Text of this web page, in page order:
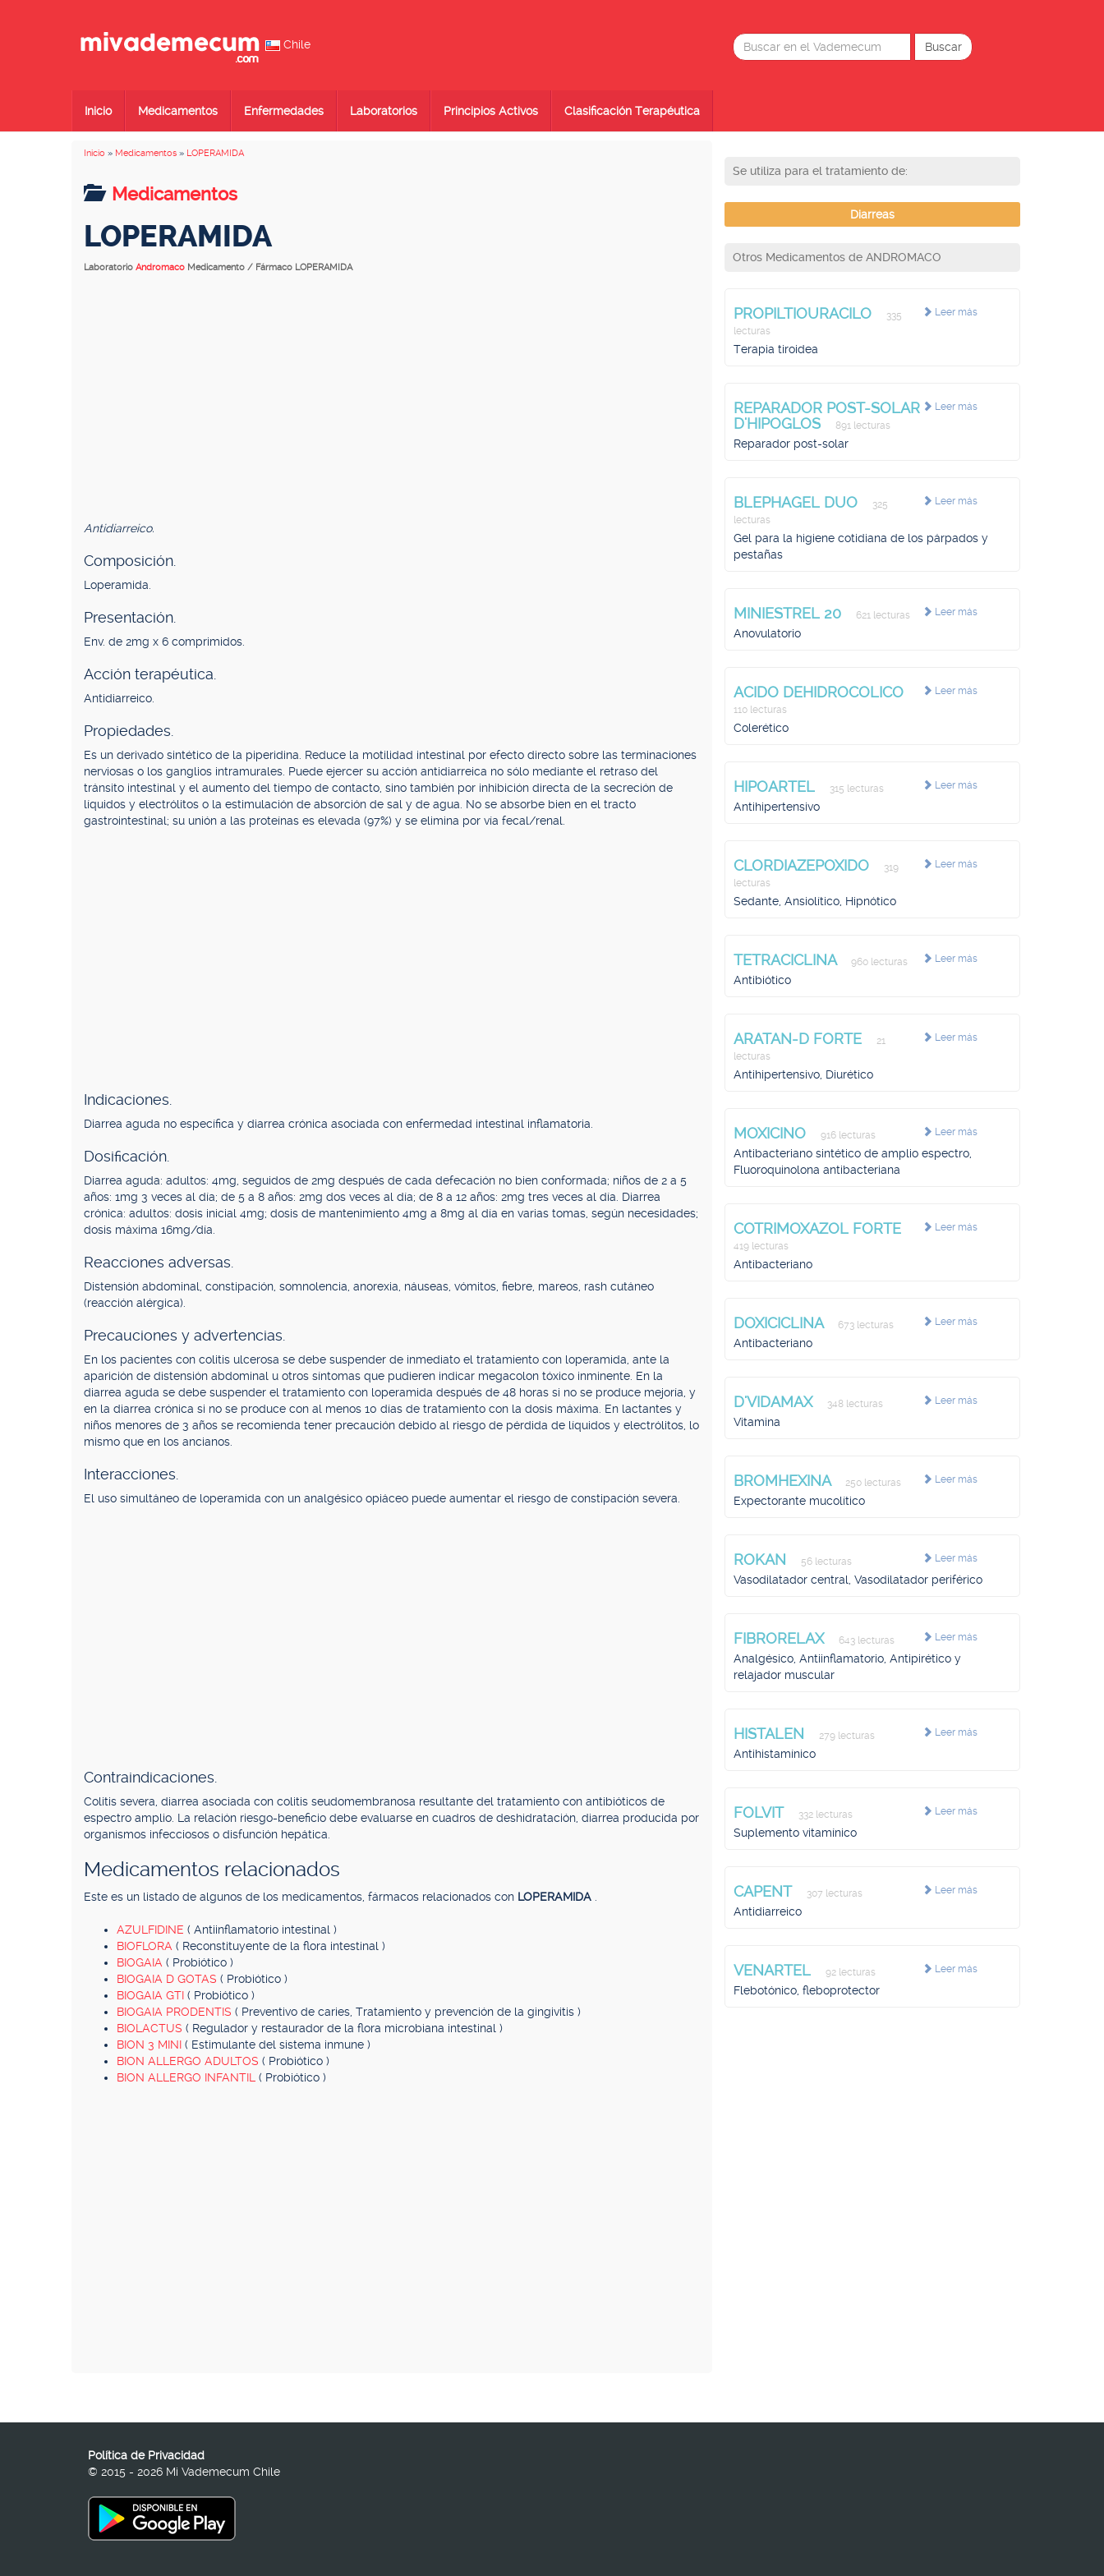
Chile
Inicio Medicamentos Enfermedades Laboratorios Principios Activos Clasificación Terapéutica
Inicio » Medicamentos » LOPERAMIDA
Medicamentos
LOPERAMIDA
Laboratorio Andromaco Medicamento / Fármaco LOPERAMIDA
Antidiarreico.
Composición.
Loperamida.
Presentación.
Env. de 2mg x 6 comprimidos.
Acción terapéutica.
Antidiarreico.
Propiedades.
Es un derivado sintético de la piperidina. Reduce la motilidad intestinal por efecto directo sobre las terminaciones
nerviosas o los ganglios intramurales. Puede ejercer su acción antidiarreica no sólo mediante el retraso del
tránsito intestinal y el aumento del tiempo de contacto, sino también por inhibición directa de la secreción de
líquidos y electrólitos o la estimulación de absorción de sal y de agua. No se absorbe bien en el tracto
gastrointestinal; su unión a las proteínas es elevada (97%) y se elimina por vía fecal/renal.
Indicaciones.
Diarrea aguda no específica y diarrea crónica asociada con enfermedad intestinal inflamatoria.
Dosificación.
Diarrea aguda: adultos: 4mg, seguidos de 2mg después de cada defecación no bien conformada; niños de 2 a 5
años: 1mg 3 veces al día; de 5 a 8 años: 2mg dos veces al día; de 8 a 12 años: 2mg tres veces al día. Diarrea
crónica: adultos: dosis inicial 4mg; dosis de mantenimiento 4mg a 8mg al día en varias tomas, según necesidades;
dosis máxima 16mg/día.
Reacciones adversas.
Distensión abdominal, constipación, somnolencia, anorexia, náuseas, vómitos, fiebre, mareos, rash cutáneo
(reacción alérgica).
Precauciones y advertencias.
En los pacientes con colitis ulcerosa se debe suspender de inmediato el tratamiento con loperamida, ante la
aparición de distensión abdominal u otros síntomas que pudieren indicar megacolon tóxico inminente. En la
diarrea aguda se debe suspender el tratamiento con loperamida después de 48 horas si no se produce mejoría, y
en la diarrea crónica si no se produce con al menos 10 días de tratamiento con la dosis máxima. En lactantes y
niños menores de 3 años se recomienda tener precaución debido al riesgo de pérdida de líquidos y electrólitos, lo
mismo que en los ancianos.
Interacciones.
El uso simultáneo de loperamida con un analgésico opiáceo puede aumentar el riesgo de constipación severa.
Contraindicaciones.
Colitis severa, diarrea asociada con colitis seudomembranosa resultante del tratamiento con antibióticos de
espectro amplio. La relación riesgo-beneficio debe evaluarse en cuadros de deshidratación, diarrea producida por
organismos infecciosos o disfunción hepática.
Medicamentos relacionados
Este es un listado de algunos de los medicamentos, fármacos relacionados con LOPERAMIDA
AZULFIDINE ( Antiinflamatorio intestinal )
BIOFLORA ( Reconstituyente de la flora intestinal )
BIOGAIA ( Probiótico )
BIOGAIA D GOTAS ( Probiótico )
BIOGAIA GTI ( Probiótico )
BIOGAIA PRODENTIS ( Preventivo de caries, Tratamiento y prevención de la gingivitis )
BIOLACTUS ( Regulador y restaurador de la flora microbiana intestinal )
BION 3 MINI ( Estimulante del sistema inmune )
BION ALLERGO ADULTOS ( Probiótico )
BION ALLERGO INFANTIL ( Probiótico )
Se utiliza para el tratamiento de:
Diarreas
Otros Medicamentos de ANDROMACO
Leer más
PROPILTIOURACILO
335
lecturas
Terapia tiroidea
Leer más
REPARADOR POST-SOLAR
D'HIPOGLOS
891 lecturas
Reparador post-solar
Leer más
BLEPHAGEL DUO
325
lecturas
Gel para la higiene cotidiana de los párpados y
pestañas
Leer más
MINIESTREL 20 621 lecturas
Anovulatorio
Leer más
ACIDO DEHIDROCOLICO
110 lecturas
Colerético
Leer más
HIPOARTEL 315 lecturas
Antihipertensivo
Leer más
CLORDIAZEPOXIDO
319
lecturas
Sedante, Ansiolítico, Hipnótico
Leer más
TETRACICLINA 960 lecturas
Antibiótico
Leer más
ARATAN-D FORTE
21
lecturas
Antihipertensivo, Diurético
Leer más
MOXICINO 916 lecturas
Antibacteriano sintético de amplio espectro,
Fluoroquinolona antibacteriana
Leer más
COTRIMOXAZOL FORTE
419 lecturas
Antibacteriano
Leer más
DOXICICLINA 673 lecturas
Antibacteriano
Leer más
D'VIDAMAX 348 lecturas
Vitamina
Leer más
BROMHEXINA 250 lecturas
Expectorante mucolítico
Leer más
ROKAN 56 lecturas
Vasodilatador central, Vasodilatador periférico
Leer más
FIBRORELAX 643 lecturas
Analgésico, Antiinflamatorio, Antipirético y
relajador muscular
Leer más
HISTALEN 279 lecturas
Antihistamínico
Leer más
FOLVIT 332 lecturas
Suplemento vitamínico
Leer más
CAPENT 307 lecturas
Antidiarreico
Leer más
VENARTEL 92 lecturas
Flebotónico, fleboprotector
Política de Privacidad
© 2015 - 2026 Mi Vademecum Chile